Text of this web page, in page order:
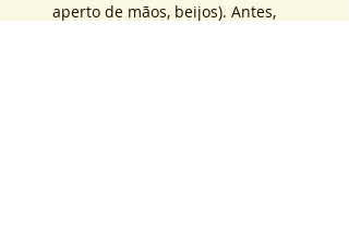
aperto de mãos, beijos). Antes,